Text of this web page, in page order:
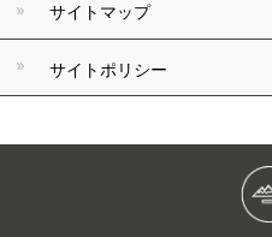
サイトマップ
サイトポリシー